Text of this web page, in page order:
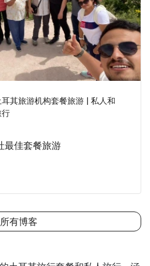
其旅游机构套餐旅游 | 私人和
最佳套餐旅游
所有博客